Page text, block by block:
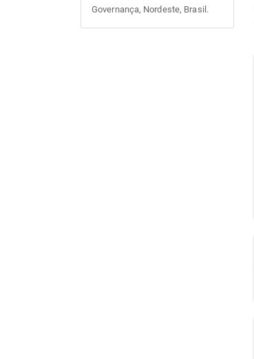
Governança, Nordeste, Brasil.